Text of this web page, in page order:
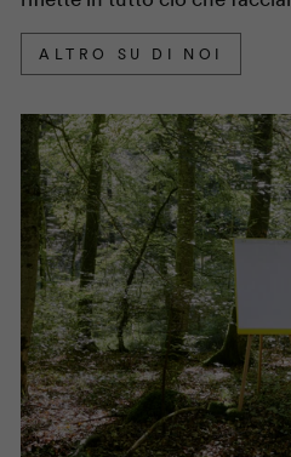
ALTRO SU DI NOI